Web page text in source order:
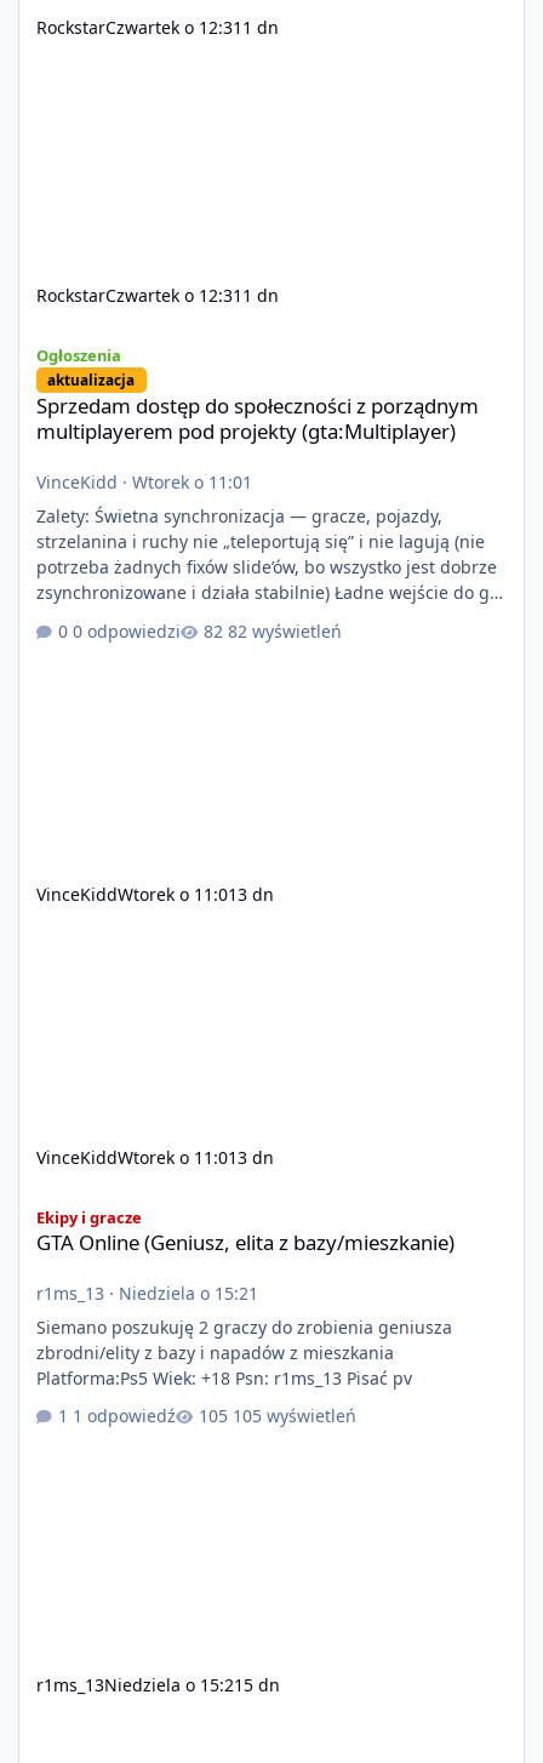
RockstarCzwartek o 12:31 1 dn
RockstarCzwartek o 12:31 1 dn
Ogłoszenia
aktualizacja
Sprzedam dostęp do społeczności z porządnym
multiplayerem pod projekty (gta:Multiplayer)
VinceKidd · Wtorek o 11:01
Zalety: Świetna synchronizacja — gracze, pojazdy,
strzelanina i ruchy nie „teleportują się” i nie lagują (nie
potrzeba żadnych fixów slide’ów, bo wszystko jest dobrze
zsynchronizowane i działa stabilnie) Ładne wejście do gry
+ solidny antycheat na poziomie multiplayera Wygodne
pisanie własnych modów i skryptów (wsparcie C# / JS /
0 odpowiedzi 82 wyświetleń
VinceKiddWtorek o 11:013 dn
VinceKiddWtorek o 11:013 dn
Ekipy i gracze
GTA Online (Geniusz, elita z bazy/mieszkanie)
r1ms_13 · Niedziela o 15:21
Siemano poszukuję 2 graczy do zrobienia geniusza
zbrodni/elity z bazy i napadów z mieszkania
Platforma:Ps5 Wiek: +18 Psn: r1ms_13 Pisać pv
1 odpowiedź
105 wyświetleń
r1ms_13Niedziela o 15:215 dn